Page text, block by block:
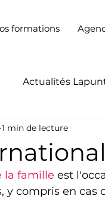
formations
Actualités
1 min de lecture
la famille est
y compris en cas